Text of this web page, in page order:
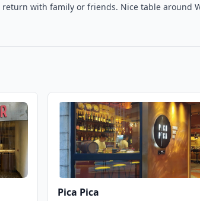
with family or friends. Nice table around
Pica Pica